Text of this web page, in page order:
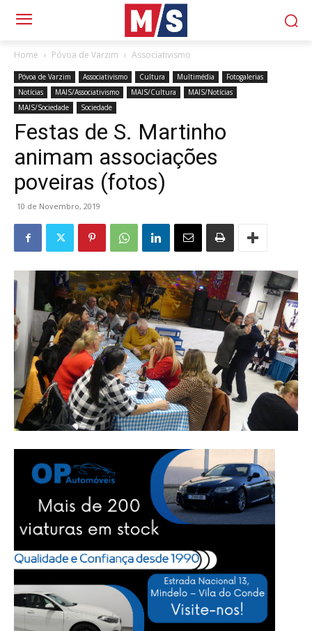
Home Póvoa de Varzim Associativismo
Póvoa de Varzim Associativismo Cultura Multimédia
Fotogalerias
Notícias
MAIS/Associativismo MAIS/Cultura
MAIS/Notícias
MAIS/Sociedade
Sociedade
Festas de S. Martinho
animam associações
poveiras (fotos)
10 de Novembro, 2019